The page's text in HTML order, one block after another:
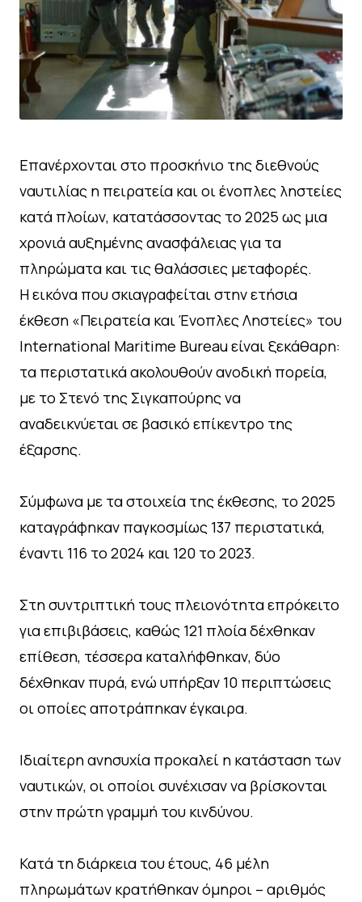
Επανέρχονται στο προσκήνιο της διεθνούς
ναυτιλίας η πειρατεία και οι ένοπλες ληστείες
κατά πλοίων, κατατάσσοντας το 2025 ως μια
χρονιά αυξημένης ανασφάλειας για τα
πληρώματα και τις θαλάσσιες μεταφορές.
Η εικόνα που σκιαγραφείται στην ετήσια
έκθεση «Πειρατεία και Ένοπλες Ληστείες» του
International Maritime Bureau είναι ξεκάθαρη:
τα περιστατικά ακολουθούν ανοδική πορεία,
με το Στενό της Σιγκαπούρης να
αναδεικνύεται σε βασικό επίκεντρο της
έξαρσης.
Σύμφωνα με τα στοιχεία της έκθεσης, το 2025
καταγράφηκαν παγκοσμίως 137 περιστατικά,
έναντι 116 το 2024 και 120 το 2023.
Στη συντριπτική τους πλειονότητα επρόκειτο
για επιβιβάσεις, καθώς 121 πλοία δέχθηκαν
επίθεση, τέσσερα καταλήφθηκαν, δύο
δέχθηκαν πυρά, ενώ υπήρξαν 10 περιπτώσεις
οι οποίες αποτράπηκαν έγκαιρα.
Ιδιαίτερη ανησυχία προκαλεί η κατάσταση των
ναυτικών, οι οποίοι συνέχισαν να βρίσκονται
στην πρώτη γραμμή του κινδύνου.
Κατά τη διάρκεια του έτους, 46 μέλη
πληρωμάτων κρατήθηκαν όμηροι – αριθμός